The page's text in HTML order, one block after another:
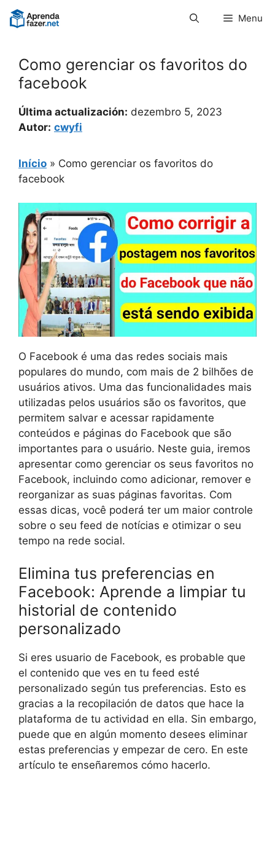
Pular
para
Menu
Como gerenciar os favoritos do
facebook
Última actualización: dezembro 5, 2023
Autor: cwyfi
Início » Como gerenciar os favoritos do
facebook
O Facebook é uma das redes sociais mais
populares do mundo, com mais de 2 bilhões de
usuários ativos. Uma das funcionalidades mais
utilizadas pelos usuários são os favoritos, que
permitem salvar e acessar rapidamente
conteúdos e páginas do Facebook que são
importantes para o usuário. Neste guia, iremos
apresentar como gerenciar os seus favoritos no
Facebook, incluindo como adicionar, remover e
reorganizar as suas páginas favoritas. Com
essas dicas, você poderá ter um maior controle
sobre o seu feed de notícias e otimizar o seu
tempo na rede social.
Elimina tus preferencias en
Facebook: Aprende a limpiar tu
historial de contenido
personalizado
Si eres usuario de Facebook, es probable que
el contenido que ves en tu feed esté
personalizado según tus preferencias. Esto es
gracias a la recopilación de datos que hace la
plataforma de tu actividad en ella. Sin embargo,
puede que en algún momento desees eliminar
estas preferencias y empezar de cero. En este
artículo te enseñaremos cómo hacerlo.